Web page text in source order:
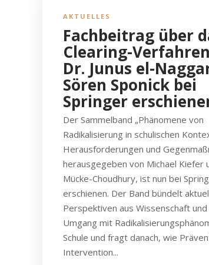
AKTUELLES
Fachbeitrag über
Clearing-
Dr. Junus el-
Sören Sponick bei
Springer
Der Sammelband „Phänomene von
Radikalisierung in schulischen
Herausforderungen und
herausgegeben von Michael Kiefer
Mücke-Choudhury, ist nun bei
erschienen. Der Band bündelt
Perspektiven aus Wissenschaft
Umgang mit
Schule und fragt danach, wie
Intervention...